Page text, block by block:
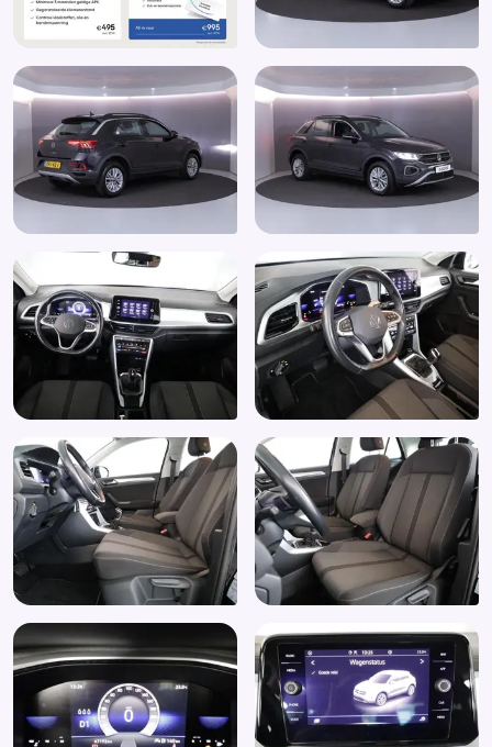
Hoofd airbag(s) voor
LED achterlichten
Lederen stuurwiel
Multimedia-voorbereiding
Multimedia scherm klein
Parkeer assistent
Passagiersairbag
Passagiersstoel in hoogte verstelbaar
Radio
Regensensor
Ruitensproeiers verwarmbaar
Start/stop systeem
Stoelpakket (WSP)
Stuur verstelbaar
Zij airbag(s) voor